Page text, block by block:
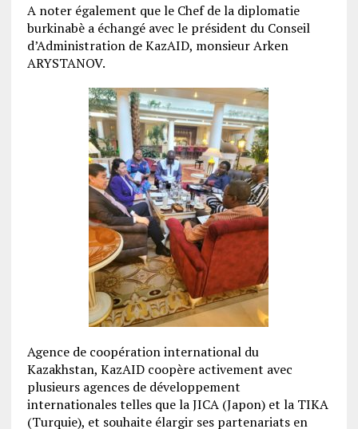
A noter également que le Chef de la diplomatie
burkinabè a échangé avec le président du Conseil
d’Administration de KazAID, monsieur Arken
ARYSTANOV.
Agence de coopération international du
Kazakhstan, KazAID coopère activement avec
plusieurs agences de développement
internationales telles que la JICA (Japon) et la TIKA
(Turquie), et souhaite élargir ses partenariats en